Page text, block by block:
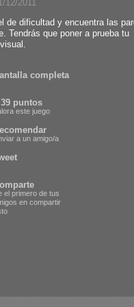
12/2011
de dificultad y encuentra las
Tendrás que poner a prueba tu
completa
puntos
este juego
a un amigo/a
el primero de tus
en compartir